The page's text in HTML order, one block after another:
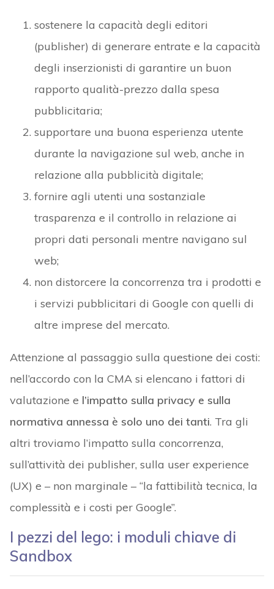
sostenere la capacità degli editori
(publisher) di generare entrate e la capacità
degli inserzionisti di garantire un buon
rapporto qualità-prezzo dalla spesa
pubblicitaria;
supportare una buona esperienza utente
durante la navigazione sul web, anche in
relazione alla pubblicità digitale;
fornire agli utenti una sostanziale
trasparenza e il controllo in relazione ai
propri dati personali mentre navigano sul
web;
non distorcere la concorrenza tra i prodotti e
i servizi pubblicitari di Google con quelli di
altre imprese del mercato.
Attenzione al passaggio sulla questione dei costi:
nell’accordo con la CMA si elencano i fattori di
valutazione e l’impatto sulla privacy e sulla
normativa annessa è solo uno dei tanti. Tra gli
altri troviamo l’impatto sulla concorrenza,
sull’attività dei publisher, sulla user experience
(UX) e – non marginale – “la fattibilità tecnica, la
complessità e i costi per Google”.
I pezzi del lego: i moduli chiave di
Sandbox